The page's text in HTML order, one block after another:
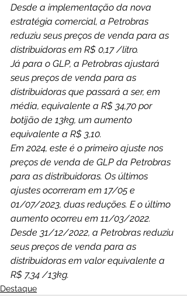
Desde a implementação da nova
estratégia comercial, a Petrobras
reduziu seus preços de venda para as
distribuidoras em R$ 0,17 /litro.
Já para o GLP, a Petrobras ajustará
seus preços de venda para as
distribuidoras que passará a ser, em
média, equivalente a R$ 34,70 por
botijão de 13kg, um aumento
equivalente a R$ 3,10.
Em 2024, este é o primeiro ajuste nos
preços de venda de GLP da Petrobras
para as distribuidoras. Os últimos
ajustes ocorreram em 17/05 e
01/07/2023, duas reduções. E o último
aumento ocorreu em 11/03/2022.
Desde 31/12/2022, a Petrobras reduziu
seus preços de venda para as
distribuidoras em valor equivalente a
R$ 7,34 /13kg.
Destaque